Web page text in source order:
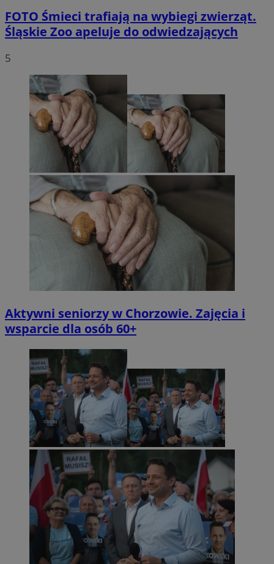
FOTO Śmieci trafiają na wybiegi zwierząt.
Śląskie Zoo apeluje do odwiedzających
5
Aktywni seniorzy w Chorzowie. Zajęcia i
wsparcie dla osób 60+